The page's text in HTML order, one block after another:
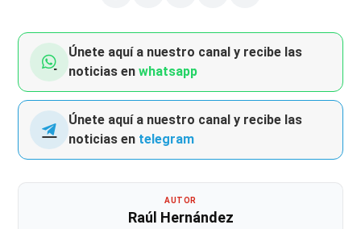
Únete aquí a nuestro canal y recibe las
noticias enwhatsapp
Únete aquí a nuestro canal y recibe las
noticias en telegram
AUTOR
Raúl Hernández